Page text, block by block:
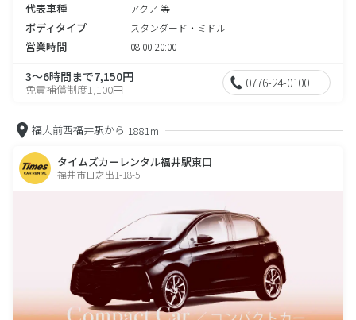
代表車種 アクア 等
ボディタイプ スタンダード・ミドル
営業時間 08:00-20:00
3～6時間まで7,150円
免責補償制度1,100円 0776-24-0100
福大前西福井駅から 1881m
タイムズカーレンタル福井駅東口
福井市日之出1-18-5